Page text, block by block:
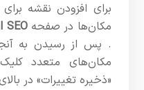
برای افزودن نقشه
مکان‌ها در صفحهSEO
. پس از رسیدن به
مکان‌های متعدد
«ذخیره تغییرات» در